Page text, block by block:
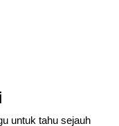
untuk tahu sejauh